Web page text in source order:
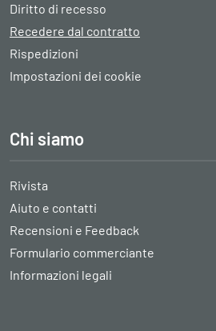
Diritto di recesso
Recedere dal contratto
Rispedizioni
Impostazioni dei cookie
Chi siamo
Rivista
Aiuto e contatti
Recensioni e Feedback
Formulario commerciante
Informazioni legali